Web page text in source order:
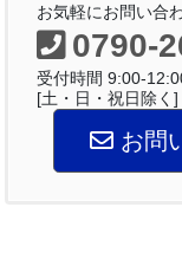
お気軽にお問い合
0790-
受付時間 9:00-
[土・日・祝日除く]
お問